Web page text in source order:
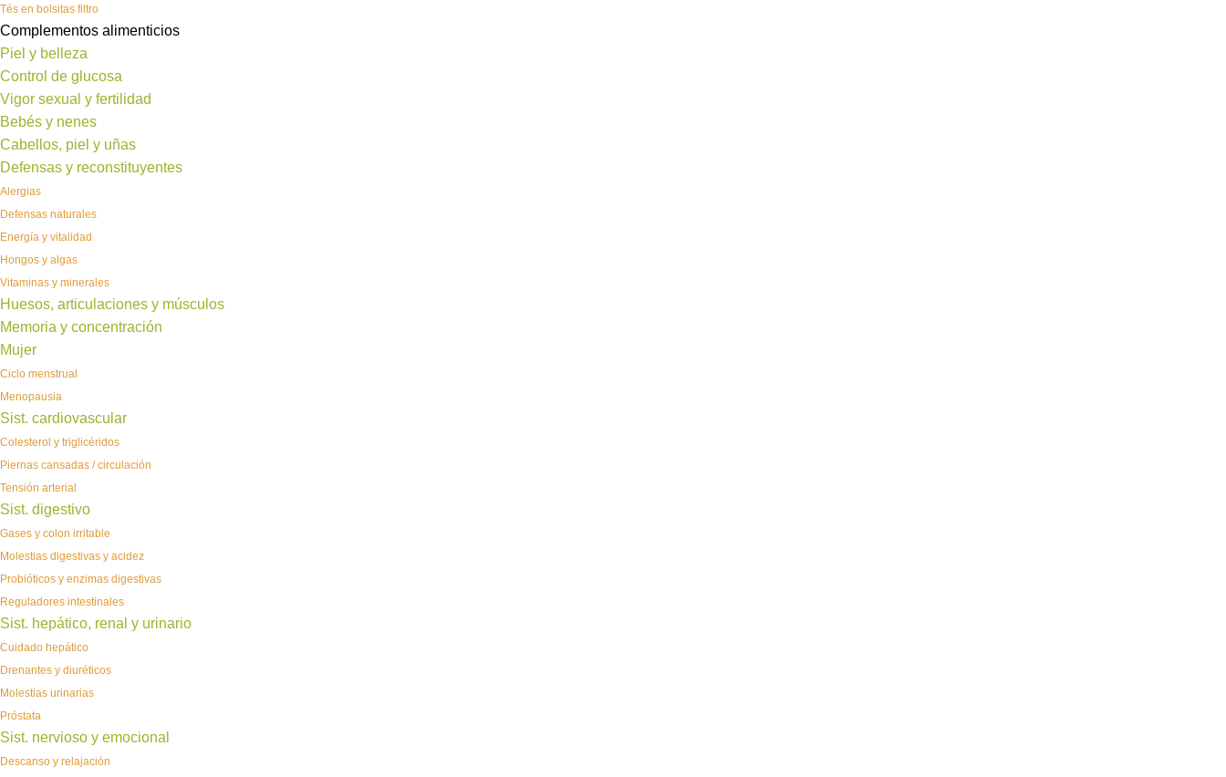
Tés en bolsitas filtro
Complementos alimenticios
Piel y belleza
Control de glucosa
Vigor sexual y fertilidad
Bebés y nenes
Cabellos, piel y uñas
Defensas y reconstituyentes
Alergias
Defensas naturales
Energía y vitalidad
Hongos y algas
Vitaminas y minerales
Huesos, articulaciones y músculos
Memoria y concentración
Mujer
Ciclo menstrual
Menopausia
Sist. cardiovascular
Colesterol y triglicéridos
Piernas cansadas / circulación
Tensión arterial
Sist. digestivo
Gases y colon irritable
Molestias digestivas y acidez
Probióticos y enzimas digestivas
Reguladores intestinales
Sist. hepático, renal y urinario
Cuidado hepático
Drenantes y diuréticos
Molestias urinarias
Próstata
Sist. nervioso y emocional
Descanso y relajación